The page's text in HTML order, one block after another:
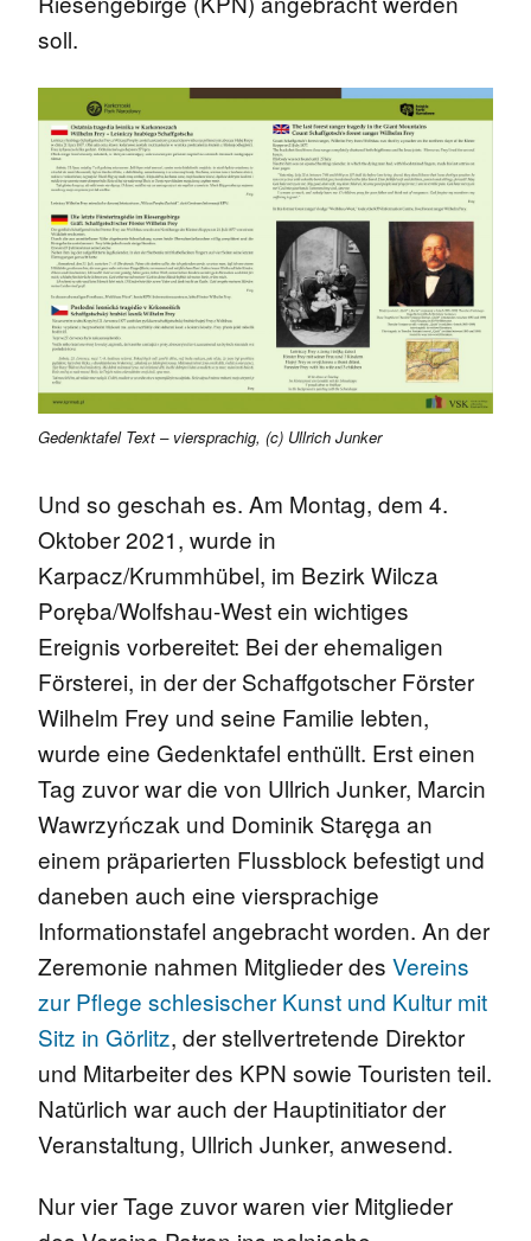
soll.
Gedenktafel Text – viersprachig, (c) Ullrich Junker
Und so geschah es. Am Montag, dem 4.
Oktober 2021, wurde in
Karpacz/Krummhübel, im Bezirk Wilcza
Poręba/Wolfshau-West ein wichtiges
Ereignis vorbereitet: Bei der ehemaligen
Försterei, in der der Schaffgotscher Förster
Wilhelm Frey und seine Familie lebten,
wurde eine Gedenktafel enthüllt. Erst einen
Tag zuvor war die von Ullrich Junker, Marcin
Wawrzyńczak und Dominik Staręga an
einem präparierten Flussblock befestigt und
daneben auch eine viersprachige
Informationstafel angebracht worden. An der
Zeremonie nahmen Mitglieder des Vereins
zur Pflege schlesischer Kunst und Kultur mit
Sitz in Görlitz, der stellvertretende Direktor
und Mitarbeiter des KPN sowie Touristen teil.
Natürlich war auch der Hauptinitiator der
Veranstaltung, Ullrich Junker, anwesend.
Nur vier Tage zuvor waren vier Mitglieder